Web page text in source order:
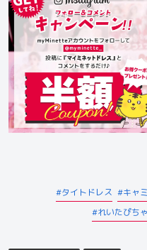
タイトドレス キャ
れいたぴち